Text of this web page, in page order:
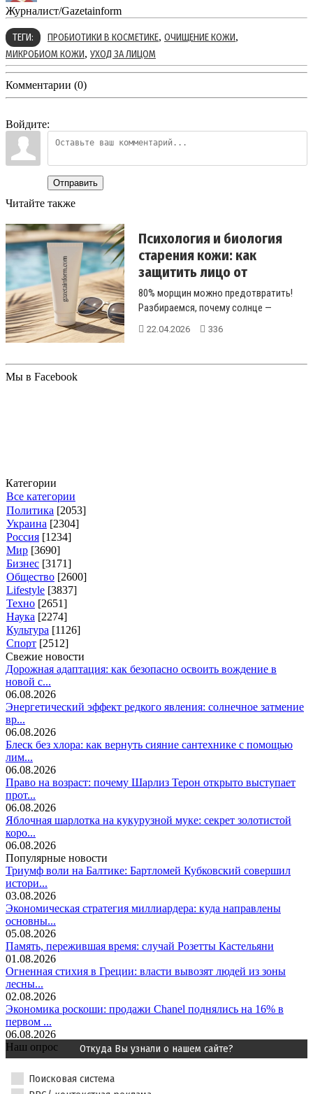
Журналист/Gazetainform
ТЕГИ: ПРОБИОТИКИ В КОСМЕТИКЕ, ОЧИЩЕНИЕ КОЖИ,
МИКРОБИОМ КОЖИ, УХОД ЗА ЛИЦОМ
Комментарии (0)
Войдите:
Отправить
Читайте также
Психология и биология
старения кожи: как
защитить лицо от
«солнеч...
80% морщин можно предотвратить!
Разбираемся, почему солнце —
главный враг молодости кожи, и ка...
22.04.2026 336
Мы в Facebook
Категории
Все категории
Политика [2053]
Украина [2304]
Россия [1234]
Мир [3690]
Бизнес [3171]
Общество [2600]
Lifestyle [3837]
Техно [2651]
Наука [2274]
Культура [1126]
Спорт [2512]
Свежие новости
Дорожная адаптация: как безопасно освоить вождение в
новой с...
06.08.2026
Энергетический эффект редкого явления: солнечное затмение
вр...
06.08.2026
Блеск без хлора: как вернуть сияние сантехнике с помощью
лим...
06.08.2026
Право на возраст: почему Шарлиз Терон открыто выступает
прот...
06.08.2026
Яблочная шарлотка на кукурузной муке: секрет золотистой
коро...
06.08.2026
Популярные новости
Триумф воли на Балтике: Бартломей Кубковский совершил
истори...
03.08.2026
Экономическая стратегия миллиардера: куда направлены
основны...
05.08.2026
Память, пережившая время: случай Розетты Кастельяни
01.08.2026
Огненная стихия в Греции: власти вывозят людей из зоны
лесны...
02.08.2026
Экономика роскоши: продажи Chanel поднялись на 16% в
первом ...
06.08.2026
Наш опрос
Откуда Вы узнали о нашем сайте?
Поисковая система